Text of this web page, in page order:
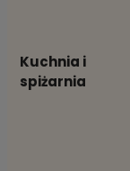
Kuchnia i
spiżarnia